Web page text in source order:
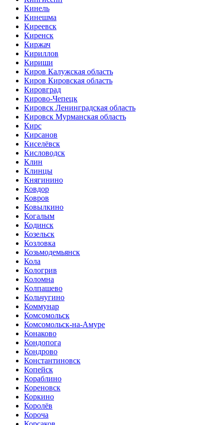
Кинель
Кинешма
Киреевск
Киренск
Киржач
Кириллов
Кириши
Киров Калужская область
Киров Кировская область
Кировград
Кирово-Чепецк
Кировск Ленинградская область
Кировск Мурманская область
Кирс
Кирсанов
Киселёвск
Кисловодск
Клин
Клинцы
Княгинино
Ковдор
Ковров
Ковылкино
Когалым
Кодинск
Козельск
Козловка
Козьмодемьянск
Кола
Кологрив
Коломна
Колпашево
Кольчугино
Коммунар
Комсомольск
Комсомольск-на-Амуре
Конаково
Кондопога
Кондрово
Константиновск
Копейск
Кораблино
Кореновск
Коркино
Королёв
Короча